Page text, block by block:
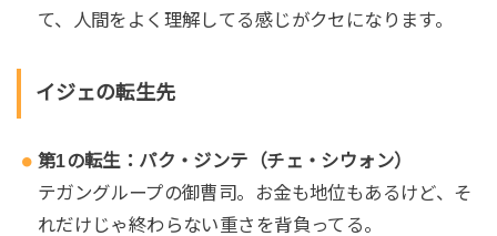
て、人間をよく理解してる感じがクセになります。
イジェの転生先
第1の転生：パク・ジンテ（チェ・シウォン）
テガングループの御曹司。お金も地位もあるけど、そ
れだけじゃ終わらない重さを背負ってる。